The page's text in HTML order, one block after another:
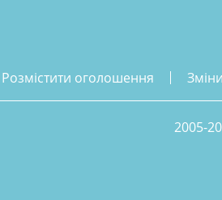
розмістити оголошення
2005-